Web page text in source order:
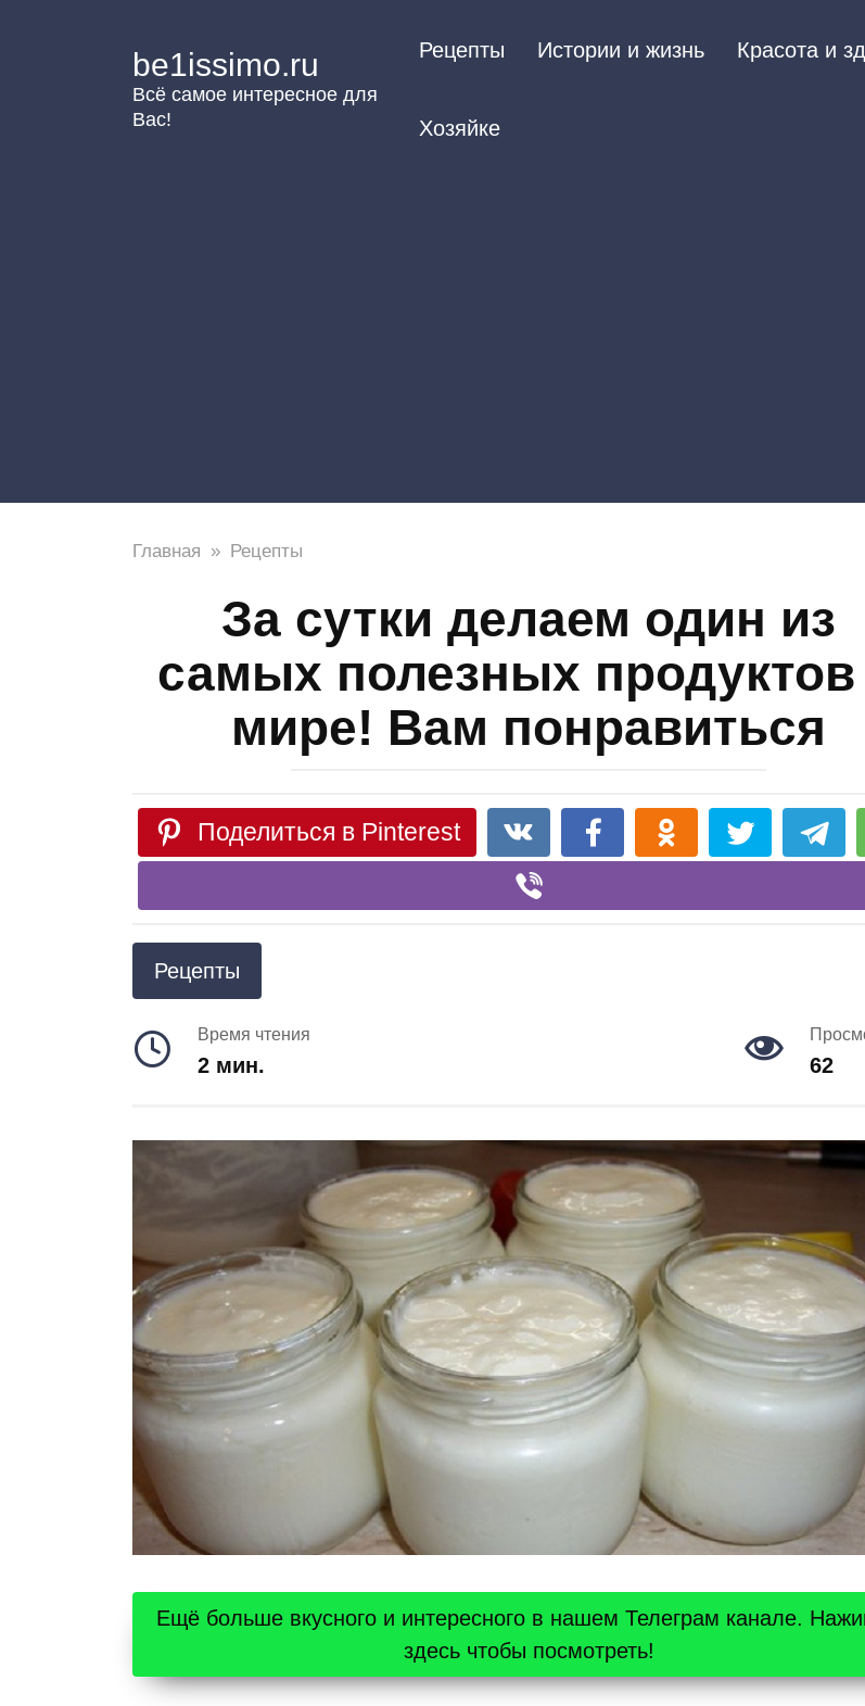
be1issimo.ru
Всё самое интересное для
Вас!
Рецепты Истории и жизнь Красота и
Хозяйке
Главная » Рецепты
За сутки делаем один из
самых полезных продуктов
мире! Вам понравиться
Поделиться в Pinterest
Рецепты
Время чтения
2 мин. 62
Ещё больше вкусного и интересного в нашем Телеграм канале.
здесь чтобы посмотреть!